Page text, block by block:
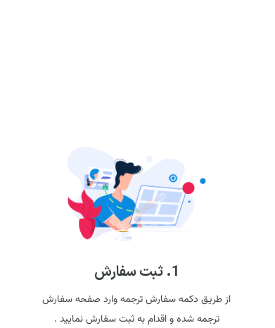
1. ثبت سفارش
از طریق دکمه سفارش ترجمه وارد صفحه سفارش
ترجمه شده و اقدام به ثبت سفارش نمایید .